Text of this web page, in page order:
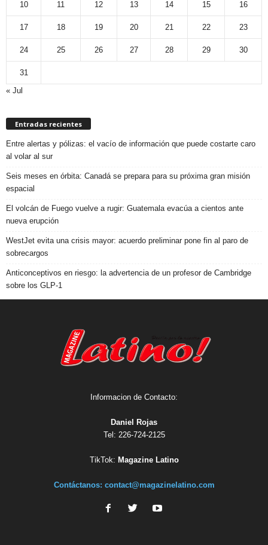
10 11 12 13 14 15 16
17 18 19 20 21 22 23
24 25 26 27 28 29 30
31
« Jul
Entradas recientes
Entre alertas y pólizas: el vacío de información que puede costarte caro
al volar al sur
Seis meses en órbita: Canadá se prepara para su próxima gran misión
espacial
El volcán de Fuego vuelve a rugir: Guatemala evacúa a cientos ante
nueva erupción
WestJet evita una crisis mayor: acuerdo preliminar pone fin al paro de
sobrecargos
Anticonceptivos en riesgo: la advertencia de un profesor de Cambridge
sobre los GLP-1
Informacion de Contacto:
Daniel Rojas
Tel: 226-724-2125
TikTok: Magazine Latino
Contáctanos: contact@magazinelatino.com